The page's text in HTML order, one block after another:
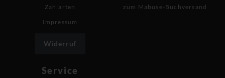
Zahlarten
Impressum
Widerruf
zum Mabuse-Buchversand
Service